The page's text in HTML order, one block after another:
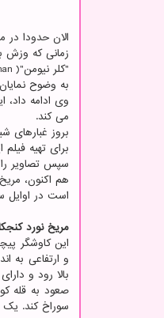
الان حدودا در
زمانی که وزش
"کلر نیومن"( Claire Newman)
به وضوح
وی ادامه
می کند.
بروز غبارهای
برای تهیه فیلم
سپس تصاویر را
است در اوایل سال ۲۰۲۱ میلادی روی مریخ
مریخ نورد
صعود به قله
سوراخ کند. یک